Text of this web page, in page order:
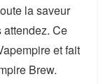
la saveur
attendez. Ce
et fait
Brew.